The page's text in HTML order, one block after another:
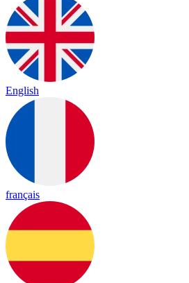
English
français